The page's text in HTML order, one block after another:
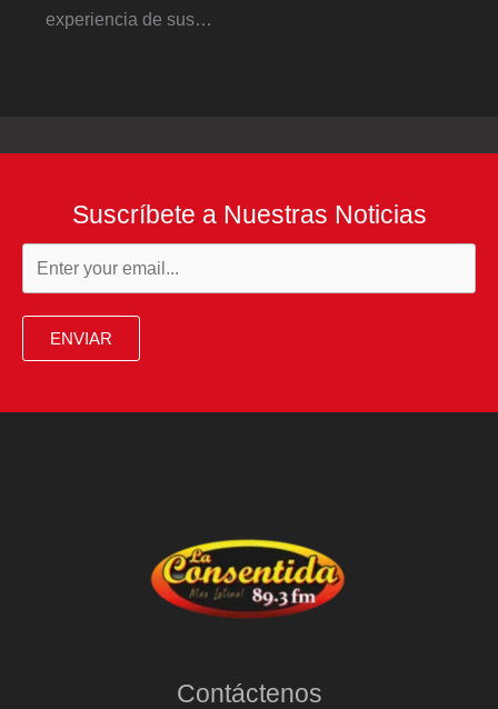
experiencia de sus…
Suscríbete a Nuestras Noticias
ENVIAR
Contáctenos